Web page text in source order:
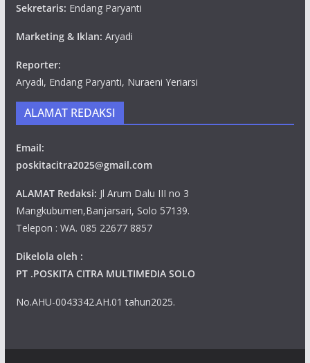
Sekretaris: Endang Paryanti
Marketing & Iklan: Aryadi
Reporter:
Aryadi, Endang Paryanti, Nuraeni Yeriarsi
ALAMAT REDAKSI
Email:
poskitacitra2025@gmail.com
ALAMAT Redaksi: Jl Arum Dalu III no 3
Mangkubumen,Banjarsari, Solo 57139.
Telepon : WA. 085 22677 8857
Dikelola oleh :
PT .POSKITA CITRA MULTIMEDIA SOLO
No.AHU-0043342.AH.01 tahun2025.